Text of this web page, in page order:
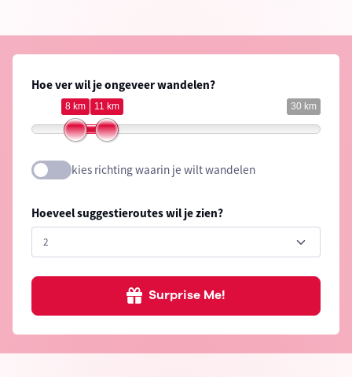
Hoe ver wil je ongeveer wandelen?
30 km
8 km 11 km
kies richting waarin je wilt wandelen
Hoeveel suggestieroutes wil je zien?
Surprise Me!